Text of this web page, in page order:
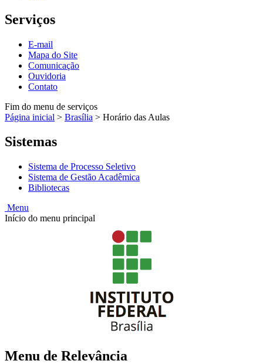
Serviços
E-mail
Mapa do Site
Comunicação
Ouvidoria
Contato
Fim do menu de serviços
Página inicial > Brasília > Horário das Aulas
Sistemas
Sistema de Processo Seletivo
Sistema de Gestão Acadêmica
Bibliotecas
Menu
Início do menu principal
Menu de Relevância